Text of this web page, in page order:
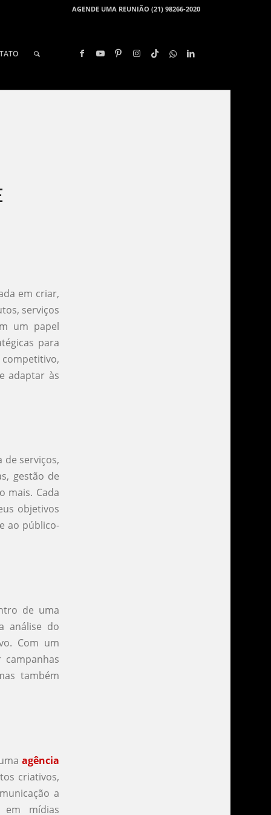
AGENDE UMA REUNIÃO (21) 98266-2020
em criar,
serviços
um papel
para
competitivo,
adaptar às
de serviços,
gestão de
mais. Cada
objetivos
ao público-
de uma
análise do
Com um
também
agência
criativos,
a
em mídias